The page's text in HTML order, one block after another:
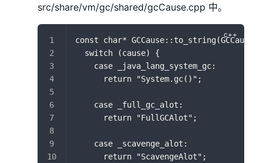
src/share/vm/gc/shared/gcCause.cpp 中。
const char*
  switch (cause) {
    case _java_lang_system_gc:
      return "System.gc()";
    case _full_gc_alot:
      return "FullGCAlot";
    case _scavenge_alot:
      return "ScavengeAlot";